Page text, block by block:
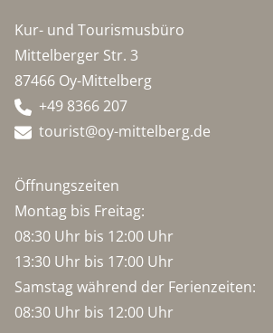
Kur- und Tourismusbüro
Mittelberger Str. 3
87466 Oy-Mittelberg
+49 8366 207
tourist@oy-mittelberg.de
Öffnungszeiten
Montag bis Freitag:
08:30 Uhr bis 12:00 Uhr
13:30 Uhr bis 17:00 Uhr
Samstag während der Ferienzeiten:
08:30 Uhr bis 12:00 Uhr